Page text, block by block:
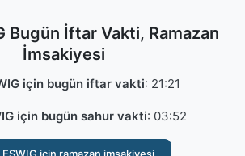
Bugün İftar Vakti, Ramazan
İmsakiyesi
için bugün iftar vakti: 21:21
için bugün sahur vakti: 03:52